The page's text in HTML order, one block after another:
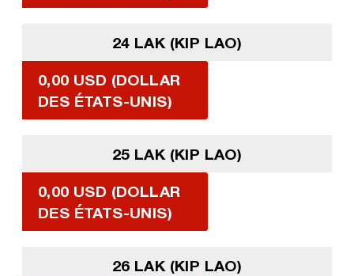
24 LAK (KIP LAO)
0,00 USD (DOLLAR
DES ÉTATS-UNIS)
25 LAK (KIP LAO)
0,00 USD (DOLLAR
DES ÉTATS-UNIS)
26 LAK (KIP LAO)